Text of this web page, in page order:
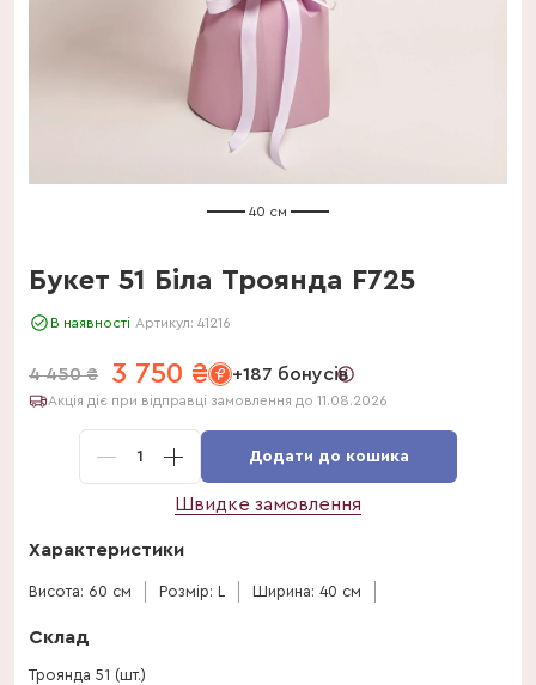
40 см
Букет 51 Біла Троянда F725
В наявності Артикул: 41216
4 450 ₴ 3 750 ₴ +187 бонусів
Акція діє при відправці замовлення до 11.08.2026
1 Додати до кошика
Швидке замовлення
Характеристики
Висота: 60 см Розмір: L Ширина: 40 см
Склад
Троянда 51 (шт.)